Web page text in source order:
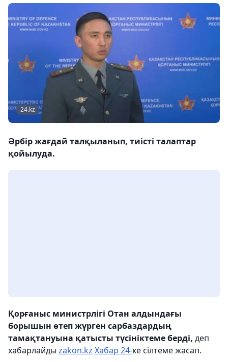
24.kz
Әрбір жағдай талқыланып, тиісті талаптар
қойылуда.
Қорғаныс министрлігі Отан алдындағы
борышын өтеп жүрген сарбаздардың
тамақтануына қатысты түсініктеме берді, деп
хабарлайды zakon.kz Хабар 24-ке сілтеме жасап.